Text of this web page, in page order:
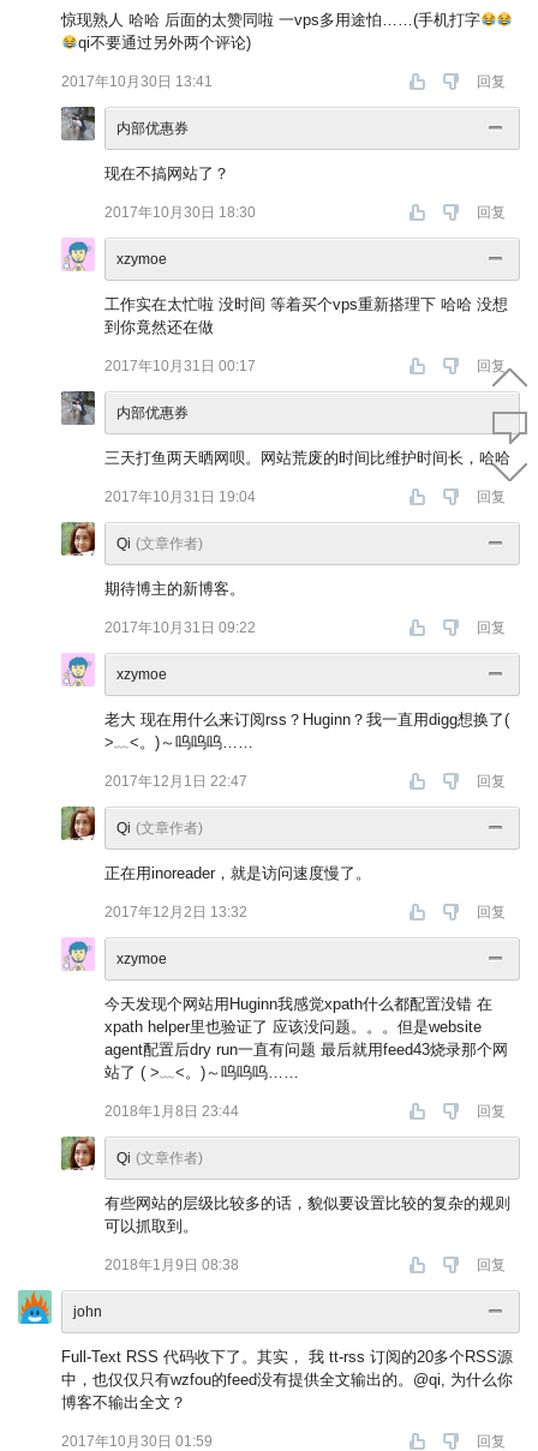
惊现熟人 哈哈 后面的太赞同啦 一vps多用途怕……(手机打字
qi不要通过另外两个评论)
2017年10月30日 13:41 回复
内部优惠券
现在不搞网站了？
2017年10月30日 18:30 回复
xzymoe
工作实在太忙啦 没时间 等着买个vps重新搭理下 哈哈 没想
到你竟然还在做
2017年10月31日 00:17 回复
内部优惠券
三天打鱼两天晒网呗。网站荒废的时间比维护时间长，哈哈
2017年10月31日 19:04 回复
Qi (文章作者)
期待博主的新博客。
2017年10月31日 09:22 回复
xzymoe
老大 现在用什么来订阅rss？Huginn？我一直用digg想换了(
>﹏<。)～呜呜呜……
2017年12月1日 22:47 回复
Qi (文章作者)
正在用inoreader，就是访问速度慢了。
2017年12月2日 13:32 回复
xzymoe
今天发现个网站用Huginn我感觉xpath什么都配置没错 在
xpath helper里也验证了 应该没问题。。。但是website
agent配置后dry run一直有问题 最后就用feed43烧录那个网
站了 ( >﹏<。)～呜呜呜……
2018年1月8日 23:44 回复
Qi (文章作者)
有些网站的层级比较多的话，貌似要设置比较的复杂的规则
可以抓取到。
2018年1月9日 08:38 回复
john
Full-Text RSS 代码收下了。其实， 我 tt-rss 订阅的20多个RSS源
中，也仅仅只有wzfou的feed没有提供全文输出的。@qi, 为什么你
博客不输出全文？
2017年10月30日 01:59 回复